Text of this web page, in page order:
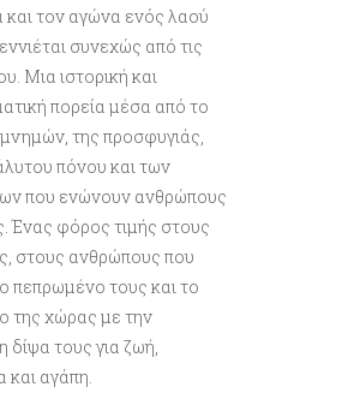
και τον αγώνα ενός λαού
συνεχώς από τις
Μια ιστορική και
πορεία μέσα από το
της προσφυγιάς,
πόνου και των
που ενώνουν ανθρώπους
Ένας φόρος τιμής στους
στους ανθρώπους που
πεπρωμένο τους και το
της χώρας με την
δίψα τους για ζωή,
και αγάπη.